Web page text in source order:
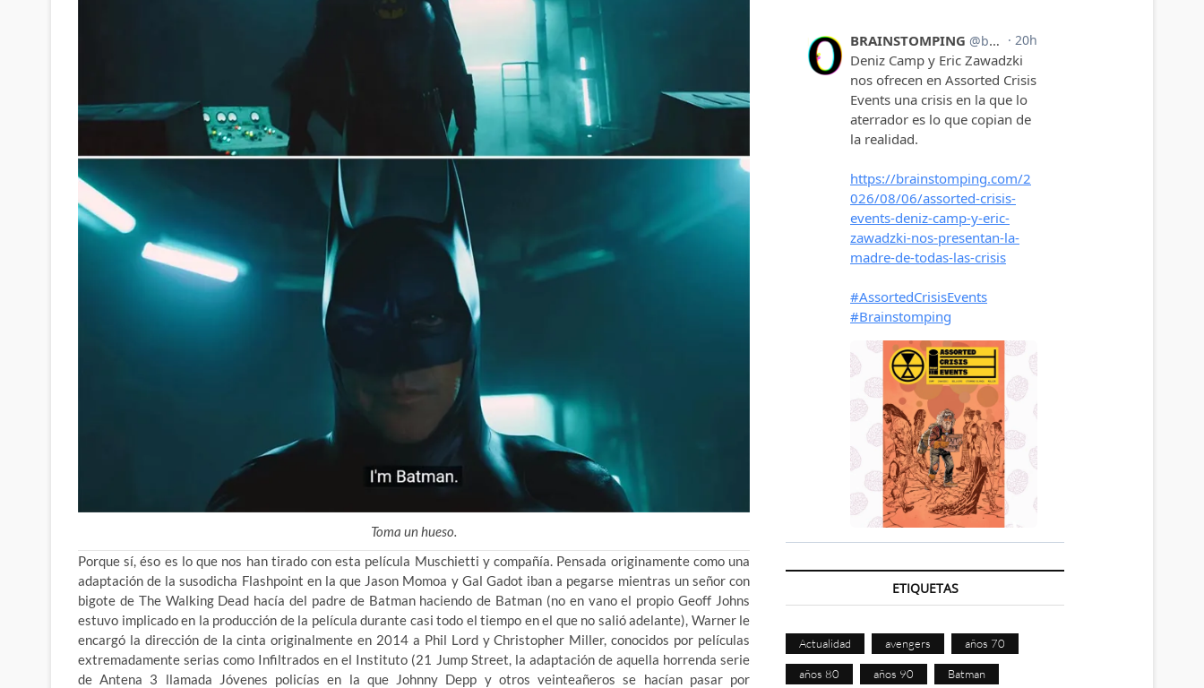
Toma un hueso.
Porque sí, éso es lo que nos han tirado con esta película Muschietti y compañía. Pensada originamente como una
adaptación de la susodicha Flashpoint en la que Jason Momoa y Gal Gadot iban a pegarse mientras un señor con
bigote de The Walking Dead hacía del padre de Batman haciendo de Batman (no en vano el propio Geoff Johns
estuvo implicado en la producción de la película durante casi todo el tiempo en el que no salió adelante), Warner le
encargó la dirección de la cinta originalmente en 2014 a Phil Lord y Christopher Miller, conocidos por películas
extremadamente serias como Infiltrados en el Instituto (21 Jump Street, la adaptación de aquella horrenda serie
de Antena 3 llamada Jóvenes policías en la que Johnny Depp y otros veinteañeros se hacían pasar por
ETIQUETAS
Actualidad avengers años 70
años 80 años 90 Batman